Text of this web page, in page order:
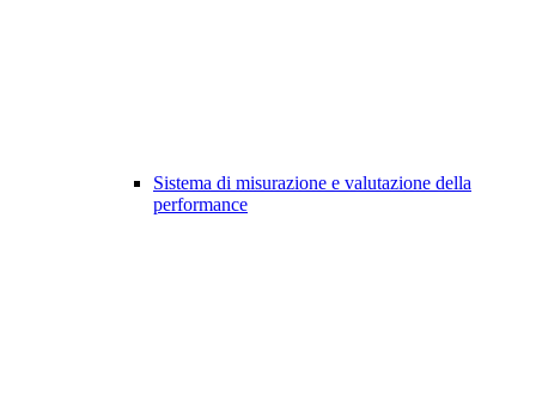
Sistema di misurazione e valutazione della
performance